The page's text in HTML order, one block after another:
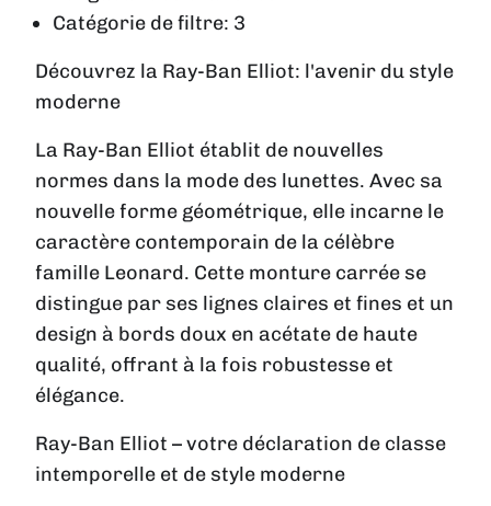
Catégorie de filtre: 3
Découvrez la Ray-Ban Elliot: l'avenir du style
moderne
La Ray-Ban Elliot établit de nouvelles
normes dans la mode des lunettes. Avec sa
nouvelle forme géométrique, elle incarne le
caractère contemporain de la célèbre
famille Leonard. Cette monture carrée se
distingue par ses lignes claires et fines et un
design à bords doux en acétate de haute
qualité, offrant à la fois robustesse et
élégance.
Ray-Ban Elliot – votre déclaration de classe
intemporelle et de style moderne